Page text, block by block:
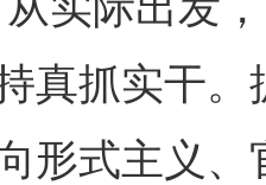
真抓实干
形式主义